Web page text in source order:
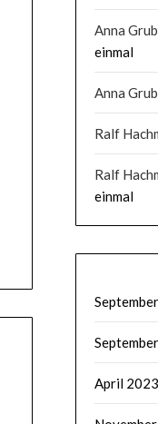
Anna
einmal
Anna
Ralf
Ralf
einmal
April 2023